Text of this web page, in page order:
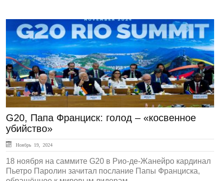
ЛЕНТА НОВОСТЕЙ
G20, Папа Франциск: голод – «косвенное
убийство»
Ноябрь 19, 2024
18 ноября на саммите G20 в Рио-де-Жанейро кардинал
Пьетро Паролин зачитал послание Папы Франциска,